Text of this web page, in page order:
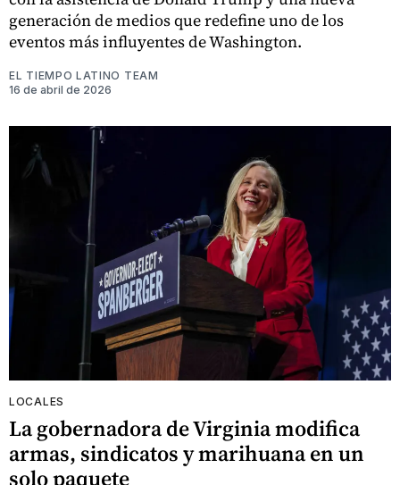
generación de medios que redefine uno de los
eventos más influyentes de Washington.
EL TIEMPO LATINO TEAM
16 de abril de 2026
LOCALES
La gobernadora de Virginia modifica
armas, sindicatos y marihuana en un
solo paquete